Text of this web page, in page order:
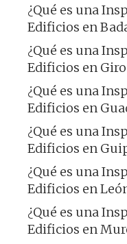
¿Qué es una
Edificios en
¿Qué es una
Edificios en
¿Qué es una
Edificios en
¿Qué es una
Edificios en
¿Qué es una
Edificios en
¿Qué es una
Edificios en